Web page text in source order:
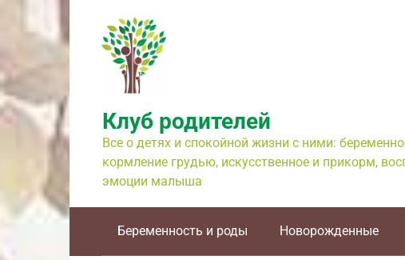
контенту
Клуб родителей
Все о детях и спокойной жизни с ними:
кормление грудью, искусственное и прикорм,
эмоции малыша
Беременность и роды Новорожденные